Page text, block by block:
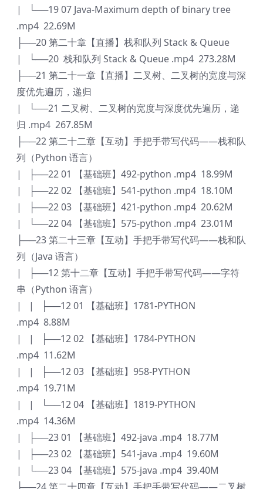
| └──19 07 Java-Maximum depth of binary tree
.mp4 22.69M
├──20 第二十章【直播】栈和队列 Stack & Queue
| └──20 栈和队列 Stack & Queue .mp4 273.28M
├──21 第二十一章【直播】二叉树、二叉树的宽度与深
度优先遍历，递归
| └──21 二叉树、二叉树的宽度与深度优先遍历，递
归 .mp4 267.85M
├──22 第二十二章【互动】手把手带写代码——栈和队
列（Python 语言）
| ├──22 01 【基础班】492-python .mp4 18.99M
| ├──22 02 【基础班】541-python .mp4 18.10M
| ├──22 03 【基础班】421-python .mp4 20.62M
| └──22 04 【基础班】575-python .mp4 23.01M
├──23 第二十三章【互动】手把手带写代码——栈和队
列（Java 语言）
| ├──12 第十二章【互动】手把手带写代码——字符
串（Python 语言）
| | ├──12 01 【基础班】1781-PYTHON
.mp4 8.88M
| | ├──12 02 【基础班】1784-PYTHON
.mp4 11.62M
| | ├──12 03 【基础班】958-PYTHON
.mp4 19.71M
| | └──12 04 【基础班】1819-PYTHON
.mp4 14.36M
| ├──23 01 【基础班】492-java .mp4 18.77M
| ├──23 02 【基础班】541-java .mp4 19.60M
| └──23 04 【基础班】575-java .mp4 39.40M